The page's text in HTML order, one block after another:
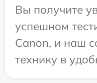
Вы получите
успешном
Canon, и наш
технику в